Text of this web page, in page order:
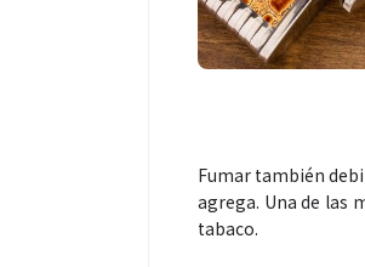
Fumar también
agrega. Una de las
tabaco.